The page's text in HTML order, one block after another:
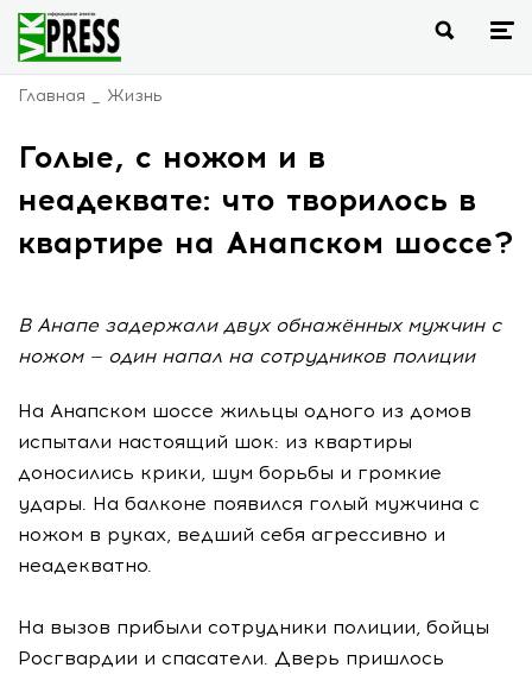
Главная Жизнь
Голые, с ножом и в
неадеквате: что творилось в
квартире на Анапском шоссе?
В Анапе задержали двух обнажённых мужчин с
ножом — один напал на сотрудников полиции
На Анапском шоссе жильцы одного из домов
испытали настоящий шок: из квартиры
доносились крики, шум борьбы и громкие
удары. На балконе появился голый мужчина с
ножом в руках, ведший себя агрессивно и
неадекватно.
На вызов прибыли сотрудники полиции, бойцы
Росгвардии и спасатели. Дверь пришлось